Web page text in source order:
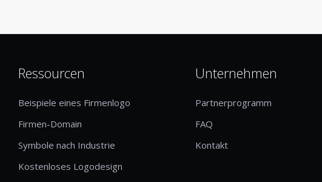
Ressourcen
Beispiele eines Firmenlogo
Firmen-Domain
Symbole nach Industrie
Kostenloses Logodesign
Unternehmen
Partnerprogramm
FAQ
Kontakt